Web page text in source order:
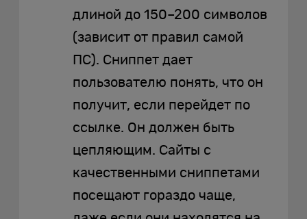
длиной до 150–200 символов
(зависит от правил самой
ПС). Сниппет дает
пользователю понять, что он
получит, если перейдет по
ссылке. Он должен быть
цепляющим. Сайты с
качественными сниппетами
посещают гораздо чаще,